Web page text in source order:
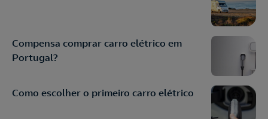
Compensa comprar carro elétrico em
Portugal?
Como escolher o primeiro carro elétrico